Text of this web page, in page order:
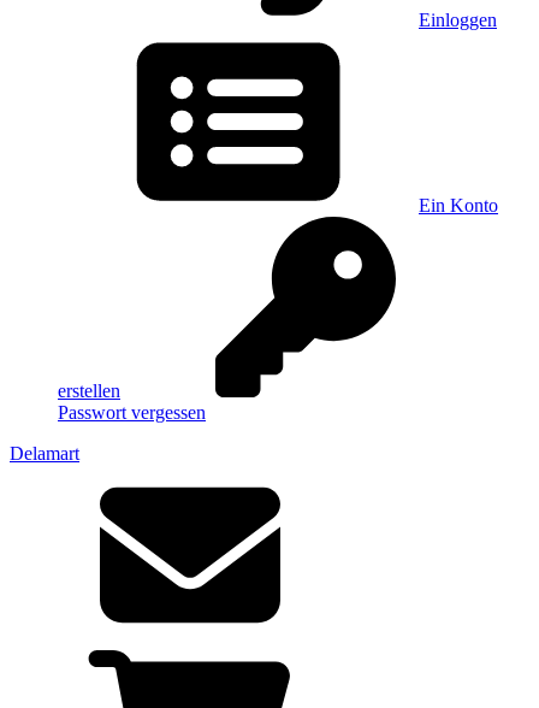
Einloggen
Ein Konto
erstellen
Passwort vergessen
Delamart